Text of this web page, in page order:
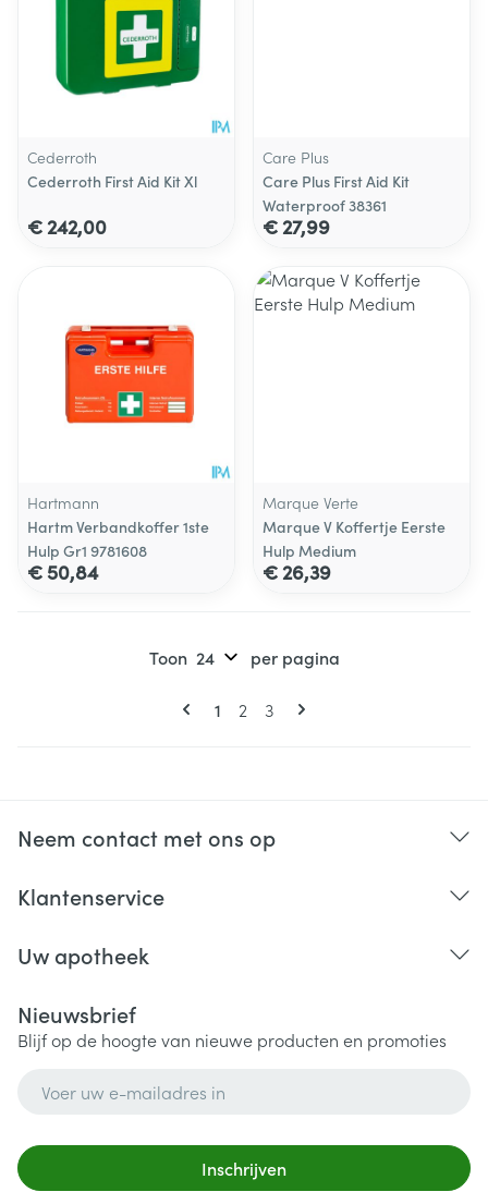
Cederroth
Cederroth First Aid Kit Xl
€ 242,00
Care Plus
Care Plus First Aid Kit
Waterproof 38361
€ 27,99
Hartmann
Hartm Verbandkoffer 1ste
Hulp Gr1 9781608
€ 50,84
Marque Verte
Marque V Koffertje Eerste
Hulp Medium
€ 26,39
Pagina's
U lees momenteel pagina
1 Pagina
2 Pagina
3
Toon per pagina
Neem contact met ons op
Klantenservice
Uw apotheek
Nieuwsbrief
Blijf op de hoogte van nieuwe producten en promoties
Inschrijven